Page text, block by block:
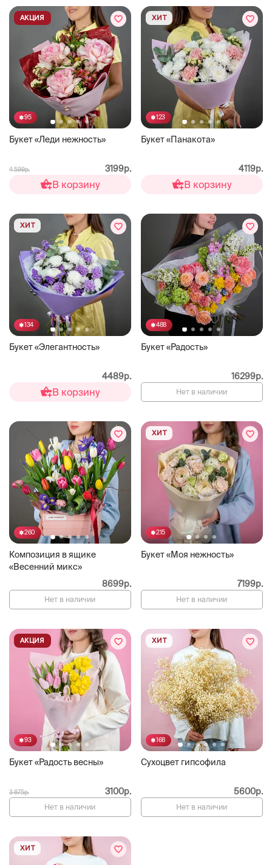
95
Букет «Леди нежность»
АКЦИЯ
4 599р. 3199р.
В корзину
123
Букет «Панакота»
ХИТ
4119р.
В корзину
134
Букет «Элегантность»
ХИТ
4489р.
В корзину
488
Букет «Радость»
16299р.
Нет в наличии
260
Композиция в ящике
«Весенний микс»
8699р.
Нет в наличии
215
Букет «Моя нежность»
ХИТ
7199р.
Нет в наличии
93
Букет «Радость весны»
АКЦИЯ
3 875р. 3100р.
Нет в наличии
168
Сухоцвет гипсофила
ХИТ
5600р.
Нет в наличии
ХИТ